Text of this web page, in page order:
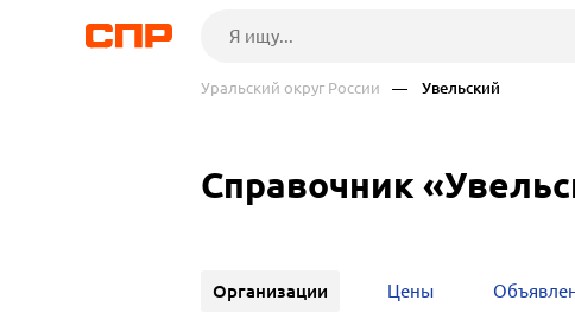
Уральский округ России — Увельский
Справочник
Организации Цены